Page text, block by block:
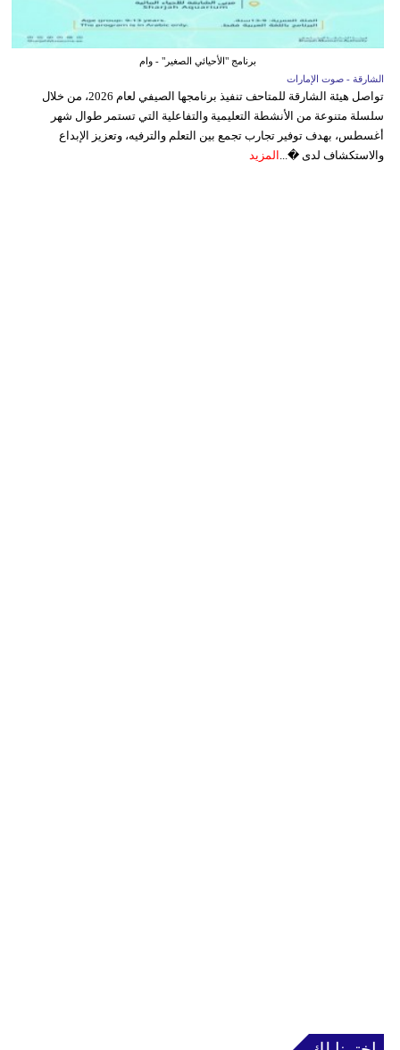
برنامج "الأحيائي الصغير" - وام
الشارقة - صوت الإمارات
تواصل هيئة الشارقة للمتاحف تنفيذ برنامجها الصيفي لعام 2026، من خلال
سلسلة متنوعة من الأنشطة التعليمية والتفاعلية التي تستمر طوال شهر
أغسطس، بهدف توفير تجارب تجمع بين التعلم والترفيه، وتعزيز الإبداع
والاستكشاف لدى �... المزيد